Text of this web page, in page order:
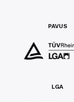
PAVUS
LGA